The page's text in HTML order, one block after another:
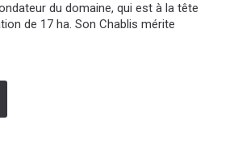
du domaine, qui est à la tête
de 17 ha. Son Chablis mérite